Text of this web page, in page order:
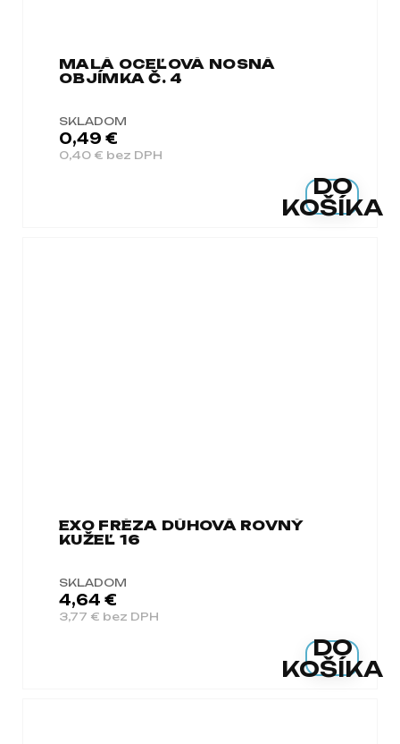
MALÁ OCEĽOVÁ NOSNÁ
OBJÍMKA Č. 4
SKLADOM
0,40 € bez DPH
0,49 €
DO
KOŠÍKA
EXO FRÉZA DÚHOVÁ ROVNÝ
KUŽEĽ 16
SKLADOM
3,77 € bez DPH
4,64 €
DO
KOŠÍKA